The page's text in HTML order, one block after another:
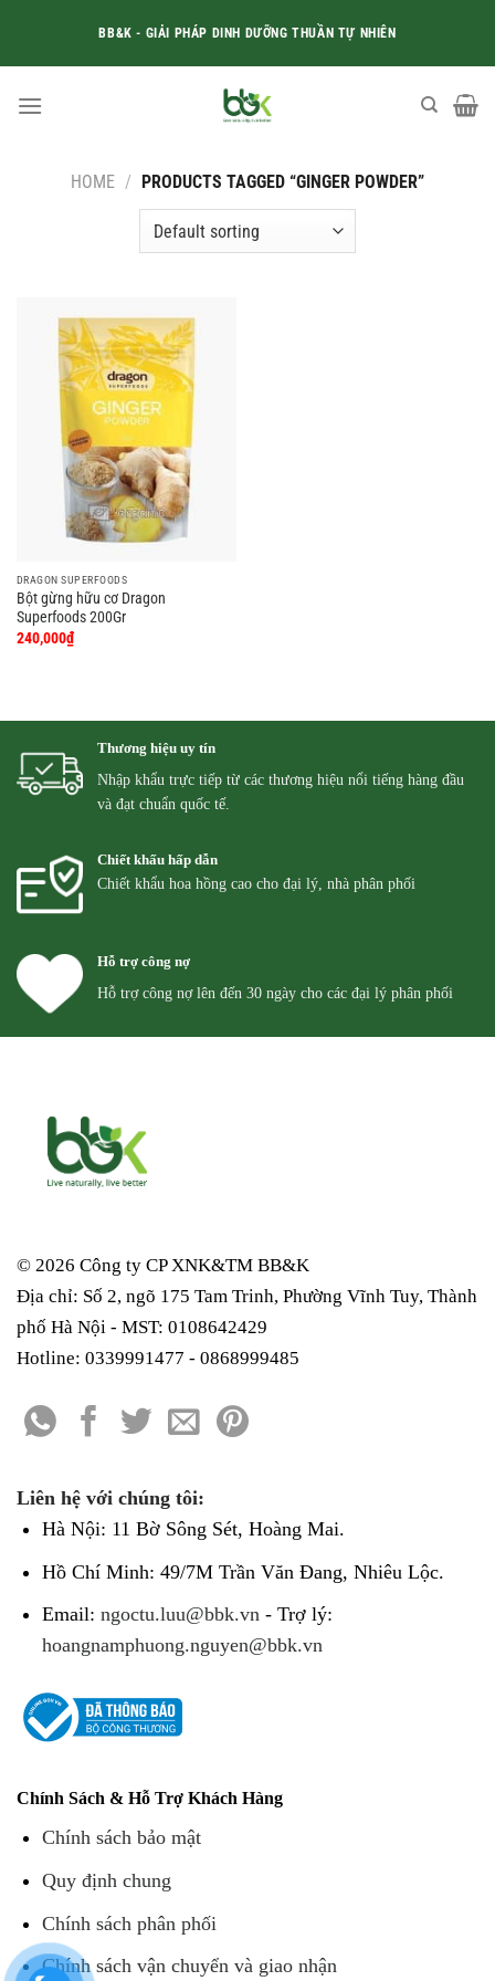
content
BB&K - GIẢI PHÁP DINH DƯỠNG THUẦN TỰ NHIÊN
HOME / PRODUCTS TAGGED “GINGER POWDER”
DRAGON SUPERFOODS
Bột gừng hữu cơ Dragon
Superfoods 200Gr
240,000₫
Thương hiệu uy tín
Nhập khẩu trực tiếp từ các thương hiệu nổi tiếng hàng đầu
và đạt chuẩn quốc tế.
Chiết khấu hấp dẫn
Chiết khẩu hoa hồng cao cho đại lý, nhà phân phối
Hỗ trợ công nợ
Hỗ trợ công nợ lên đến 30 ngày cho các đại lý phân phối
© 2026 Công ty CP XNK&TM BB&K
Địa chỉ: Số 2, ngõ 175 Tam Trinh, Phường Vĩnh Tuy, Thành
phố Hà Nội - MST: 0108642429
Hotline: 0339991477 - 0868999485
Liên hệ với chúng tôi:
Hà Nội: 11 Bờ Sông Sét, Hoàng Mai.
Hồ Chí Minh: 49/7M Trần Văn Đang, Nhiêu Lộc.
Email: ngoctu.luu@bbk.vn- Trợ lý:
hoangnamphuong.nguyen@bbk.vn
Chính Sách & Hỗ Trợ Khách Hàng
Chính sách bảo mật
Quy định chung
Chính sách phân phối
Chính sách vận chuyển và giao nhận